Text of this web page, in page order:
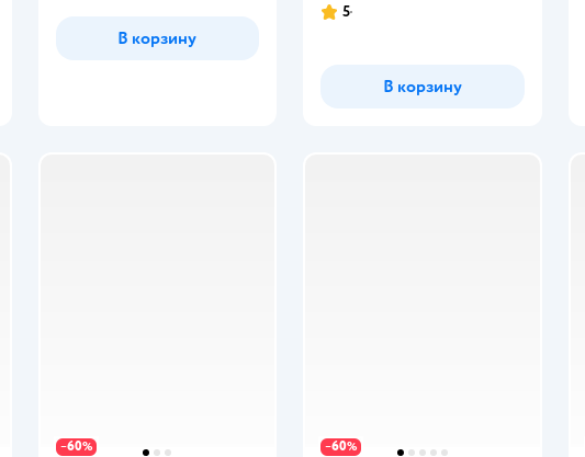
В корзину
Рейтинг:
5
В корзину
−60% −60%